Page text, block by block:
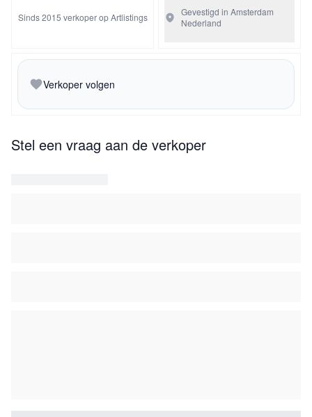
Sinds 2015 verkoper op Artlistings
Gevestigd in Amsterdam
Nederland
Verkoper volgen
Stel een vraag aan de verkoper